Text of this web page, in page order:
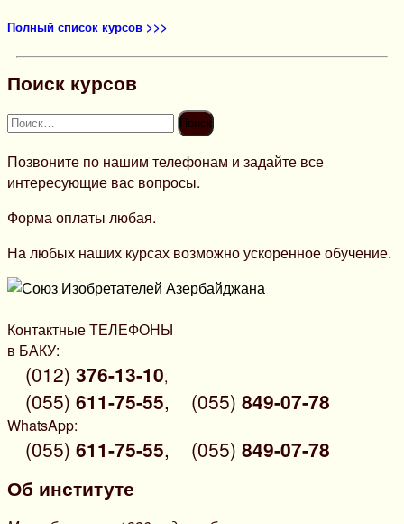
Полный список курсов >>>
Поиск курсов
Найти:
Позвоните по нашим телефонам и задайте все
интересующие вас вопросы.
Форма оплаты любая.
На любых наших курсах возможно ускоренное обучение.
Контактные ТЕЛЕФОНЫ
в БАКУ:
(012) 376-13-10,
(055) 611-75-55, (055) 849-07-78
WhatsApp:
(055) 611-75-55, (055) 849-07-78
Об институте